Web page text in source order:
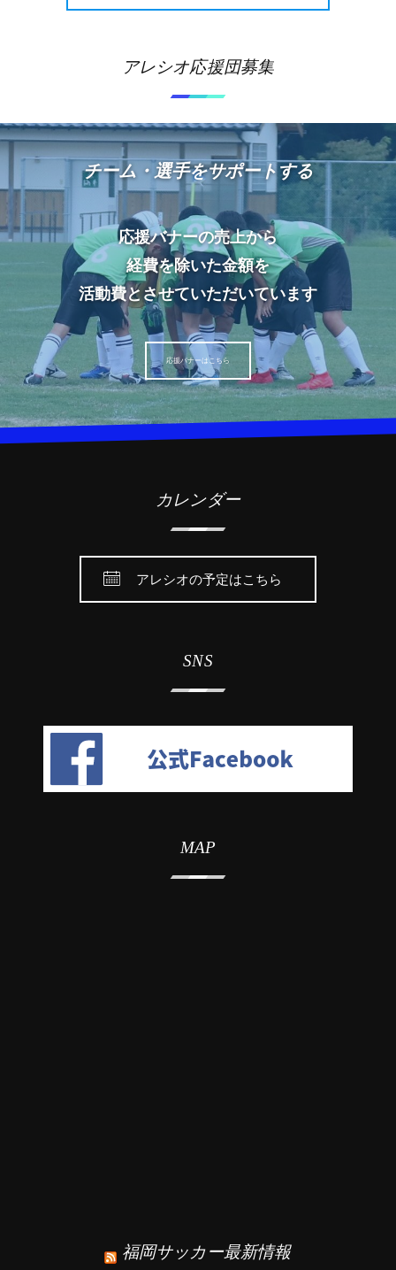
アレシオ応援団募集
チーム・選手をサポートする
応援バナーの売上から
経費を除いた金額を
活動費とさせていただいています
応援バナーはこちら
カレンダー
アレシオの予定はこちら
SNS
MAP
福岡サッカー最新情報